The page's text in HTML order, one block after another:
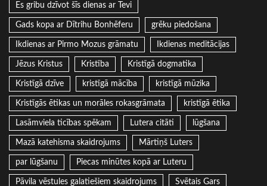
Es gribu dzīvot šīs dienas ar Tevi
Gads kopa ar Dītrihu Bonhēferu grēku piedošana
Ikdienas ar Pirmo Mozus grāmatu Ikdienas meditācijas
Jēzus Kristus Kristība Kristīgā dogmatika
Kristīgā dzīve kristīgā mācība kristīgā mūzika
Kristīgās ētikas un morāles rokasgrāmata kristīgā ētika
Lasāmviela ticības spēkam Lutera citāti lūgšana
Mazā katehisma skaidrojums Mārtiņš Luters
par lūgšanu Piecas minūtes kopā ar Luteru
Pāvila vēstules galatiešiem skaidrojums Svētais Gars